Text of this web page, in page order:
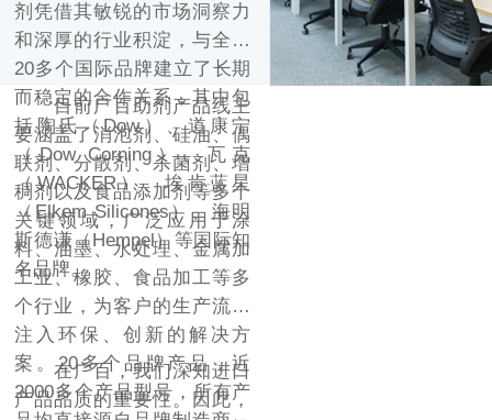
剂凭借其敏锐的市场洞察力
和深厚的行业积淀，与全球
20多个国际品牌建立了长期
而稳定的合作关系，其中包
括陶氏（Dow）、道康宁
（Dow Corning）、瓦克
（WACKER）、埃肯蓝星
（Elkem Silicones）、海明
斯德谦（Hempel）等国际知
名品牌。
目前广百助剂产品线主
要涵盖了消泡剂、硅油、偶
联剂、分散剂、杀菌剂、增
稠剂以及食品添加剂等多个
关键领域，广泛应用于涂
料、油墨、水处理、金属加
工业、橡胶、食品加工等多
个行业，为客户的生产流程
注入环保、创新的解决方
案。20多个品牌产品，近
2000多个产品型号，所有产
在广百，我们深知进口
产品品质的重要性。因此，